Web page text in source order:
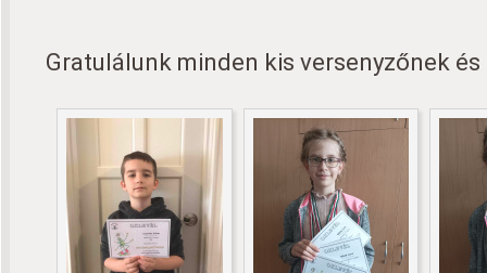
Gratulálunk minden kis versenyzőnek